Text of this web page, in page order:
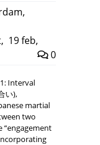
,
, 19 feb,
0
Interval
い),
martial
two